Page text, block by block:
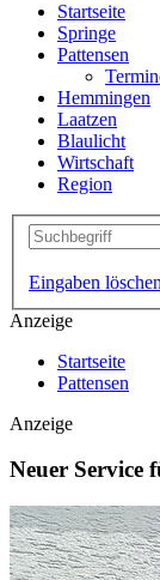
Startseite
Springe
Pattensen
Hemmingen
Laatzen
Blaulicht
Wirtschaft
Region
Eingaben löschen
Anzeige
Startseite
Pattensen
Anzeige
Neuer Service